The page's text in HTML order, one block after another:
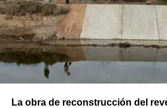
La obra de reconstrucción del